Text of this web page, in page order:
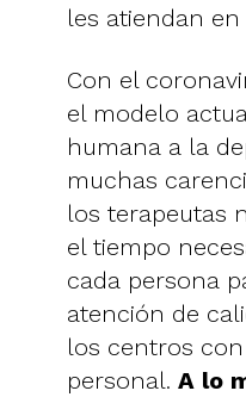
les atiendan en
Con el
el modelo
humana a la
muchas
los terapeutas
el tiempo
cada persona
atención de
los centros
personal. A lo